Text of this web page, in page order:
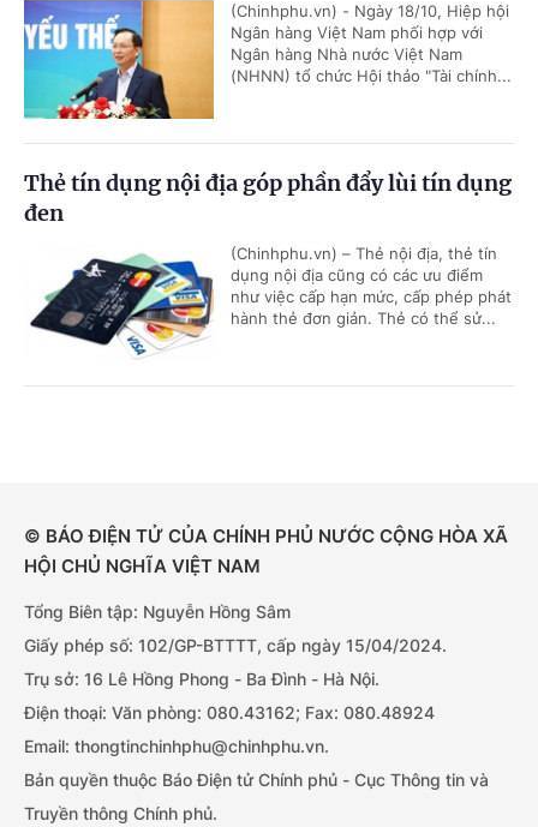
(Chinhphu.vn) - Ngày 18/10, Hiệp hội
Ngân hàng Việt Nam phối hợp với
Ngân hàng Nhà nước Việt Nam
(NHNN) tổ chức Hội thảo "Tài chính...
Thẻ tín dụng nội địa góp phần đẩy lùi tín dụng
đen
(Chinhphu.vn) – Thẻ nội địa, thẻ tín
dụng nội địa cũng có các ưu điểm
như việc cấp hạn mức, cấp phép phát
hành thẻ đơn giản. Thẻ có thể sử...
© BÁO ĐIỆN TỬ CỦA CHÍNH PHỦ NƯỚC CỘNG HÒA XÃ
HỘI CHỦ NGHĨA VIỆT NAM
Tổng Biên tập: Nguyễn Hồng Sâm
Giấy phép số: 102/GP-BTTTT, cấp ngày 15/04/2024.
Trụ sở: 16 Lê Hồng Phong - Ba Đình - Hà Nội.
Điện thoại: Văn phòng: 080.43162; Fax: 080.48924
Email: thongtinchinhphu@chinhphu.vn.
Bản quyền thuộc Báo Điện tử Chính phủ - Cục Thông tin và
Truyền thông Chính phủ.